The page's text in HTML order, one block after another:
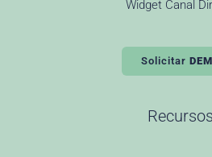
Widget Canal
Solicitar
Recursos